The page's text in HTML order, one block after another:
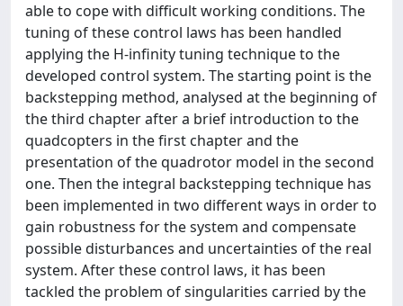
able to cope with difficult working conditions. The
tuning of these control laws has been handled
applying the H-infinity tuning technique to the
developed control system. The starting point is the
backstepping method, analysed at the beginning of
the third chapter after a brief introduction to the
quadcopters in the first chapter and the
presentation of the quadrotor model in the second
one. Then the integral backstepping technique has
been implemented in two different ways in order to
gain robustness for the system and compensate
possible disturbances and uncertainties of the real
system. After these control laws, it has been
tackled the problem of singularities carried by the